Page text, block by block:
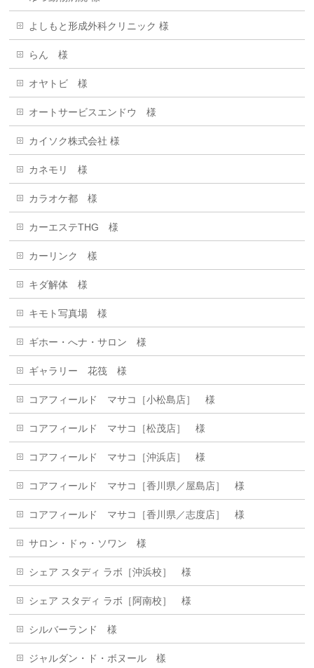
よしもと形成外科クリニック 様
らん 様
オヤトビ 様
オートサービスエンドウ 様
カイソク株式会社 様
カネモリ 様
カラオケ都 様
カーエステTHG 様
カーリンク 樣
キダ解体 様
キモト写真場 様
ギホー・へナ・サロン 様
ギャラリー 花筏 様
コアフィールド マサコ［小松島店］ 様
コアフィールド マサコ［松茂店］ 様
コアフィールド マサコ［沖浜店］ 様
コアフィールド マサコ［香川県／屋島店］ 様
コアフィールド マサコ［香川県／志度店］ 様
サロン・ドゥ・ソワン 様
シェア スタディ ラボ［沖浜校］ 様
シェア スタディ ラボ［阿南校］ 様
シルバーランド 様
ジャルダン・ド・ボヌール 樣